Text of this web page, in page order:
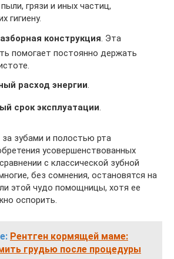
грязи и иных частиц,
гигиену.
конструкция . Эта
помогает постоянно держать
расход энергии.
срок эксплуатации
зубами и полостью рта
усовершенствованных
с классической зубной
без сомнения, остановятся на
этой чудо помощницы, хотя ее
оспорить.
Рентген кормящей маме:
грудью после процедуры